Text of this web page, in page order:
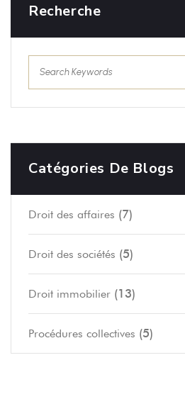
Recherche
Catégories De Blogs
Droit des affaires (7)
Droit des sociétés (5)
Droit immobilier (13)
Procédures collectives (5)